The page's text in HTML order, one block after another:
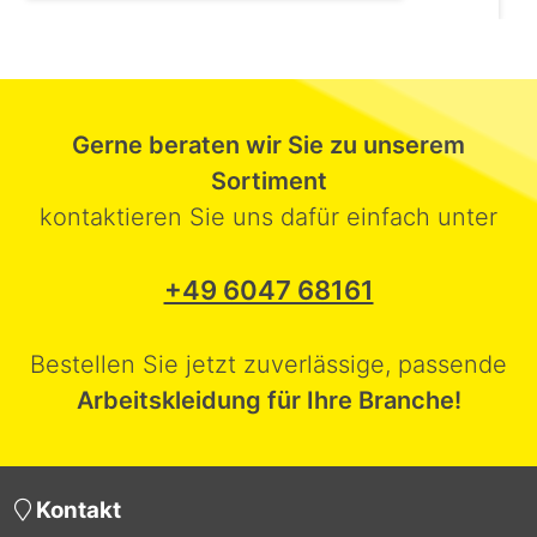
Gerne beraten wir Sie zu unserem
Sortiment
kontaktieren Sie uns dafür einfach unter
+49 6047 68161
Bestellen Sie jetzt zuverlässige, passende
Arbeitskleidung für Ihre Branche!
Kontakt